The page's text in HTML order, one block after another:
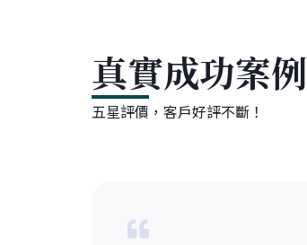
真實成功案例
五星評價，客戶好評不斷！